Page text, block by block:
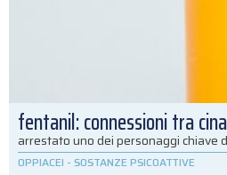
fentanil: connessioni tra
arrestato uno dei personaggi chiave
OPPIACEI - SOSTANZE PSICOATTIVE